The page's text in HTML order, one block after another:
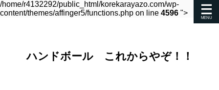
/home/r4132292/public_html/korekarayazo.com/wp-
content/themes/affinger5/functions.php on line 4596 ">
ハンドボール これからやぞ！！